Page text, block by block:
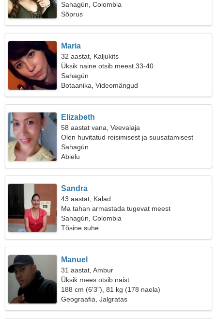
Sahagún, Colombia
Sõprus
Maria
32 aastat, Kaljukits
Üksik naine otsib meest 33-40
Sahagún
Botaanika, Videomängud
Elizabeth
58 aastat vana, Veevalaja
Olen huvitatud reisimisest ja suusatamisest
Sahagún
Abielu
Sandra
43 aastat, Kalad
Ma tahan armastada tugevat meest
Sahagún, Colombia
Tõsine suhe
Manuel
31 aastat, Ambur
Üksik mees otsib naist
188 cm (6'3"), 81 kg (178 naela)
Geograafia, Jalgratas